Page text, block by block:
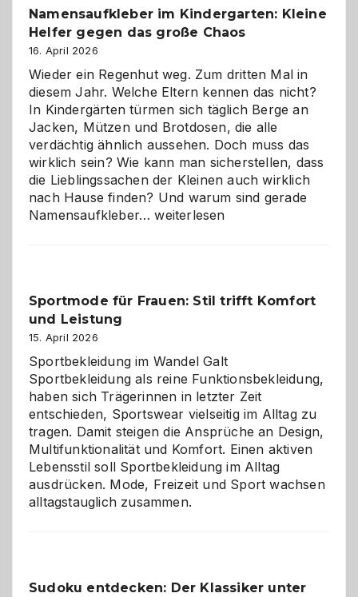
ist
eine
die
richtige
Wahl?
Namensaufkleber im Kindergarten: Kleine
Helfer gegen das große Chaos
16. April 2026
Wieder ein Regenhut weg. Zum dritten Mal in
diesem Jahr. Welche Eltern kennen das nicht?
In Kindergärten türmen sich täglich Berge an
Jacken, Mützen und Brotdosen, die alle
verdächtig ähnlich aussehen. Doch muss das
wirklich sein? Wie kann man sicherstellen, dass
die Lieblingssachen der Kleinen auch wirklich
nach Hause finden? Und warum sind gerade
Namensaufkleber…Namensaufkleber
gegen
Chaos
weiterlesen
Sportmode für Frauen: Stil trifft Komfort
und Leistung
15. April 2026
Sportbekleidung im Wandel Galt
Sportbekleidung als reine Funktionsbekleidung,
haben sich Trägerinnen in letzter Zeit
entschieden, Sportswear vielseitig im Alltag zu
tragen. Damit steigen die Ansprüche an Design,
Multifunktionalität und Komfort. Einen aktiven
Lebensstil soll Sportbekleidung im Alltag
ausdrücken. Mode, Freizeit und Sport wachsen
alltagstauglich zusammen.
Sudoku entdecken: Der Klassiker unter